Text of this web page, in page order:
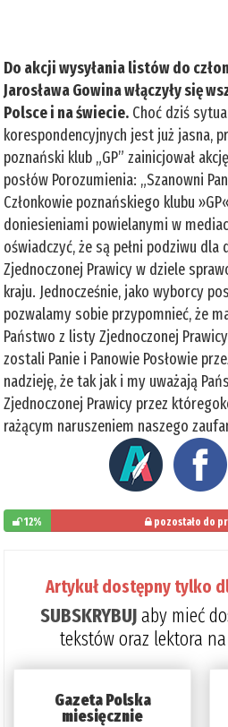
Do akcji wysyłania listów do
Jarosława Gowina włączyły się
Polsce i na świecie. Choć dziś
korespondencyjnych jest już jasna,
poznański klub „GP” zainicjował
posłów Porozumienia: „Szanowni
Członkowie poznańskiego klubu
doniesieniami powielanymi w
oświadczyć, że są pełni podziwu
Zjednoczonej Prawicy w dziele
kraju. Jednocześnie, jako wyborcy
pozwalamy sobie przypomnieć, że
Państwo z listy Zjednoczonej
zostali Panie i Panowie Posłowie
nadzieję, że tak jak i my uważają
Zjednoczonej Prawicy przez
rażącym naruszeniem naszego
12% pozostało do
Artykuł dostępny tylko
SUBSKRYBUJaby mieć
tekstów oraz lektora
Gazeta Polska
miesięcznie